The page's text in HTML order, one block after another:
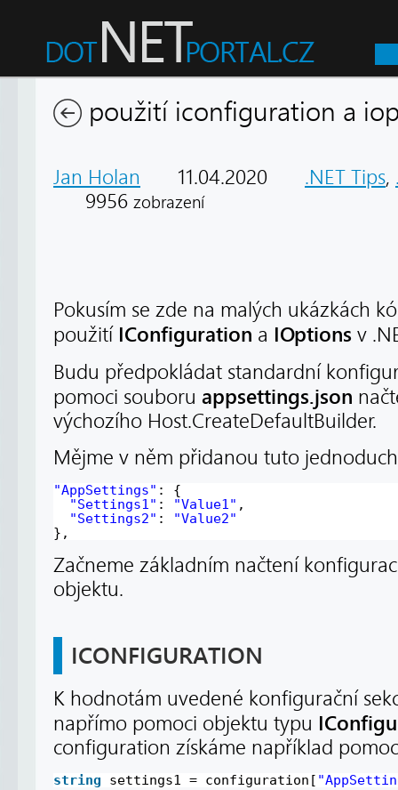
použití iconfiguration a
Jan Holan 11.04.2020 .NET Tips,
9956 zobrazení
Pokusím se zde na malých ukázkách
použití IConfiguration a IOptions v
Budu předpokládat standardní
pomoci souboru appsettings.json
výchozího Host.CreateDefaultBuilder.
Mějme v něm přidanou tuto
"AppSettings" : {
"Settings1" : "Value1" ,
"Settings2" :
"Value2"
},
Začneme základním načtení
objektu.
ICONFIGURATION
K hodnotám uvedené konfigurační
napřímo pomoci objektu typu
configuration získáme například
string settings1 = configuration[